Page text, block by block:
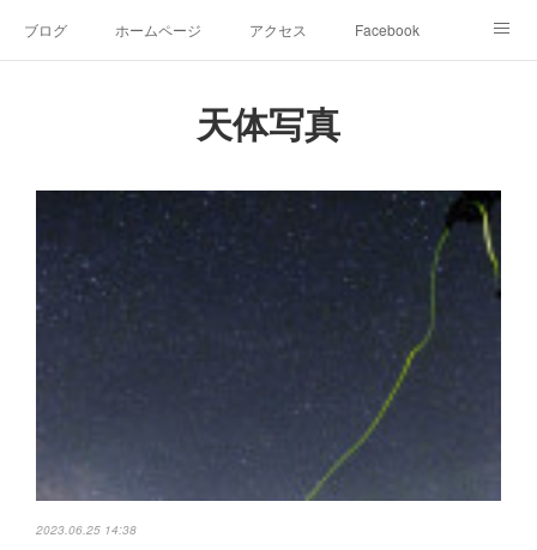
ブログ ホームページ アクセス Facebook
天体写真
2023.06.25 14:38